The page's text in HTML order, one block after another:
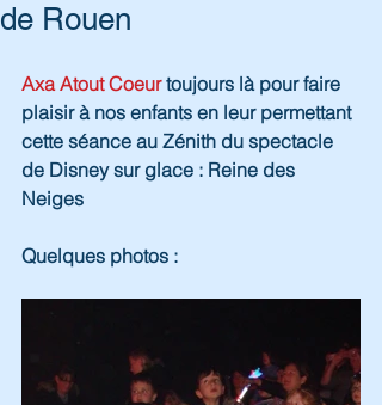
de Rouen
Axa Atout Coeur toujours là pour faire
plaisir à nos enfants en leur permettant
cette séance au Zénith du spectacle
de Disney sur glace : Reine des
Neiges
Quelques photos :